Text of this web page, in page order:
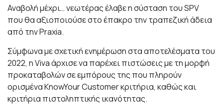
Αναβολή μέχρι… νεωτέρας έλαβε η σύσταση του SPV
που θα αξιοποιούσε στο έπακρο την τραπεζική άδεια
από την Praxia.
Σύμφωνα με σχετική ενημέρωση στα αποτελέσματα του
2022, η Viva άρχισε να παρέχει πιστώσεις με τη μορφή
προκαταβολών σε εμπόρους της που πληρούν
ορισμένα KnowYour Customer κριτήρια, καθώς και
κριτήρια πιστοληπτικής ικανότητας.